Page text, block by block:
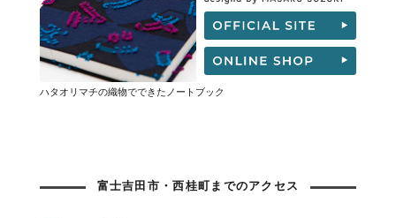
ハタオリマチの織物でできたノートブック
富士吉田市・西桂町までのアクセス